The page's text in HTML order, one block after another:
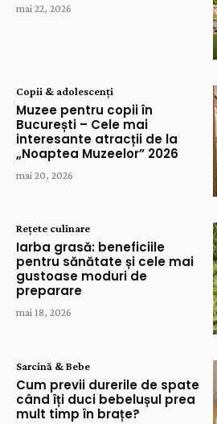
mai 22, 2026
Copii & adolescenți
Muzee pentru copii în
București – Cele mai
interesante atracții de la
„Noaptea Muzeelor” 2026
mai 20, 2026
Rețete culinare
Iarba grasă: beneficiile
pentru sănătate și cele mai
gustoase moduri de
preparare
mai 18, 2026
Sarcină & Bebe
Cum previi durerile de spate
când îți duci bebelușul prea
mult timp în brațe?